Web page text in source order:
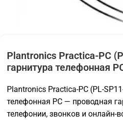
Plantronics Practica-PC
гарнитура телефонная
Plantronics Practica-PC (PL-
телефонная PC — проводная
телефонии, звонков и онлайн-